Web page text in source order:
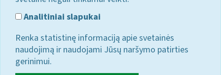
Analitiniai slapukai
Renka statistinę informaciją apie svetainės
naudojimą ir naudojami Jūsų naršymo patirties
gerinimui.